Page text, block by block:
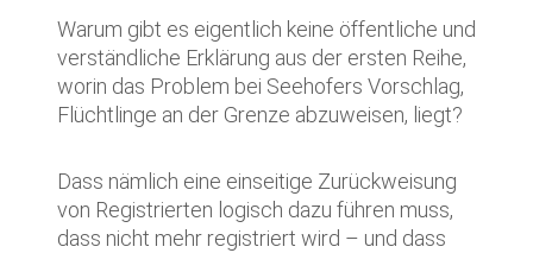
Warum gibt es eigentlich keine öffentliche und
verständliche Erklärung aus der ersten Reihe,
worin das Problem bei Seehofers Vorschlag,
Flüchtlinge an der Grenze abzuweisen, liegt?
Dass nämlich eine einseitige Zurückweisung
von Registrierten logisch dazu führen muss,
dass nicht mehr registriert wird – und dass